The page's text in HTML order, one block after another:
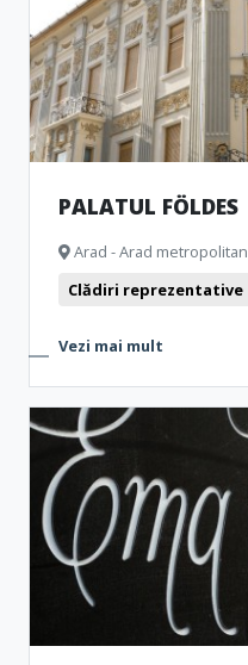
PALATUL FÖLDES
Arad - Arad metropolitan
Clădiri reprezentative
Vezi mai mult